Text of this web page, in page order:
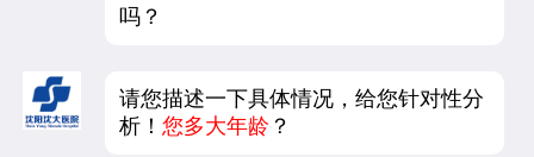
吗？
请您描述一下具体情况，给您针对性分
析！您多大年龄 ？